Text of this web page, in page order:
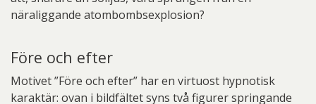
näraliggande atombombsexplosion?
Före och efter
Motivet ”Före och efter” har en virtuost hypnotisk
karaktär: ovan i bildfältet syns två figurer springande